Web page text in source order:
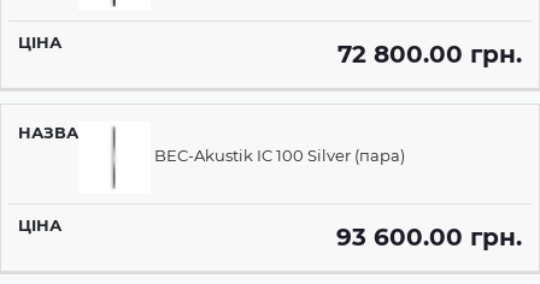
72 800.00 грн.
BEC-Akustik IC 100 Silver (пара)
93 600.00 грн.